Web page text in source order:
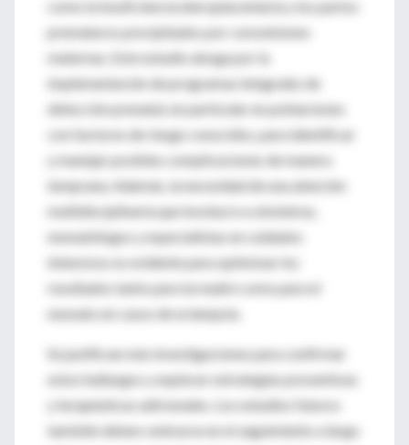
como la insuficiencia úteroplacentaria y los partos
prematuros precipitados por convulsiones
maternas. Este estudio aboga por la
implementación de programas integrales de
detección prenatal, en particular en poblaciones
con factores de riesgo conocidos, para identificar
y manejar posibles complicaciones de manera
temprana. Además, la necesidad de una atención
multidisciplinaria que involucre a obstetras,
neonatólogos y especialistas en cuidados
intensivos es evidente para optimizar los
resultados tanto para la madre como para el
neonato en casos de eclampsia.
Se justifican más investigaciones para confirmar
estos hallazgos y explorar estrategias preventivas
y terapéuticas adicionales. Los estudios futuros
también deben centrarse en el seguimiento a largo